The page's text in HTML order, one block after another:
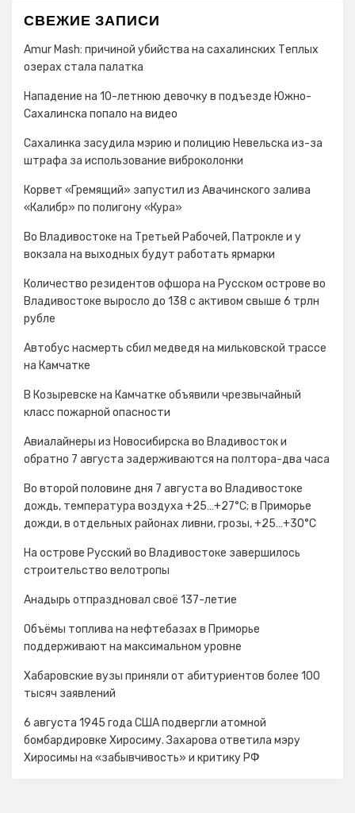
СВЕЖИЕ ЗАПИСИ
Amur Mash: причиной убийства на сахалинских Теплых
озерах стала палатка
Нападение на 10-летнюю девочку в подъезде Южно-
Сахалинска попало на видео
Сахалинка засудила мэрию и полицию Невельска из-за
штрафа за использование виброколонки
Корвет «Гремящий» запустил из Авачинского залива
«Калибр» по полигону «Кура»
Во Владивостоке на Третьей Рабочей, Патрокле и у
вокзала на выходных будут работать ярмарки
Количество резидентов офшора на Русском острове во
Владивостоке выросло до 138 с активом свыше 6 трлн
рубле
Автобус насмерть сбил медведя на мильковской трассе
на Камчатке
В Козыревске на Камчатке объявили чрезвычайный
класс пожарной опасности
Авиалайнеры из Новосибирска во Владивосток и
обратно 7 августа задерживаются на полтора-два часа
Во второй половине дня 7 августа во Владивостоке
дождь, температура воздуха +25…+27°С; в Приморье
дожди, в отдельных районах ливни, грозы, +25…+30°C
На острове Русский во Владивостоке завершилось
строительство велотропы
Анадырь отпраздновал своё 137-летие
Объёмы топлива на нефтебазах в Приморье
поддерживают на максимальном уровне
Хабаровские вузы приняли от абитуриентов более 100
тысяч заявлений
6 августа 1945 года США подвергли атомной
бомбардировке Хиросиму. Захарова ответила мэру
Хиросимы на «забывчивость» и критику РФ